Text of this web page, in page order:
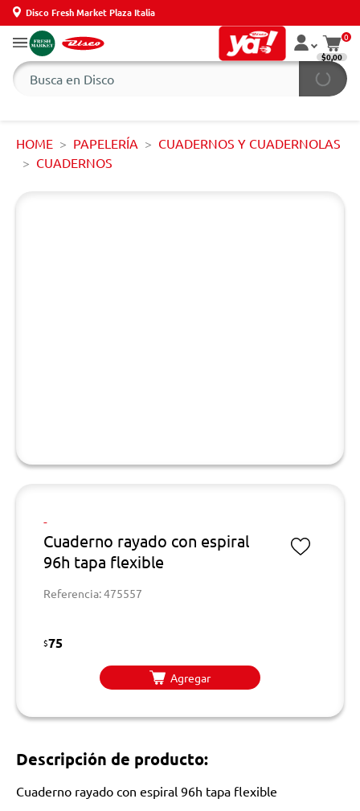
Disco Fresh Market Plaza Italia
0
$0,00
HOME PAPELERÍA
CUADERNOS Y CUADERNOLAS
CUADERNOS
-
Cuaderno rayado con espiral
96h tapa flexible
Referencia: 475557
$75
Agregar
Descripción de producto:
Cuaderno rayado con espiral 96h tapa flexible